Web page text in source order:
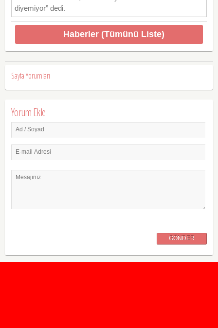
diyemiyor” dedi.
Haberler (Tümünü Liste)
Sayfa Yorumları
Yorum Ekle
Ad / Soyad
E-mail Adresi
Mesajınız
GÖNDER